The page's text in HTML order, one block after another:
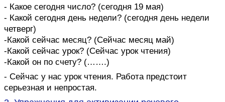
- Какое сегодня число? (сегодня 19 мая)
- Какой сегодня день недели? (сегодня день недели
четверг)
-Какой сейчас месяц? (Сейчас месяц май)
-Какой сейчас урок? (Сейчас урок чтения)
-Какой он по счету? (…….)
- Сейчас у нас урок чтения. Работа предстоит
серьезная и непростая.